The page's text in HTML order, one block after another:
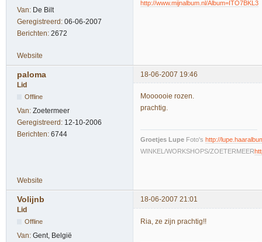
Van: De Bilt
Geregistreerd: 06-06-2007
Berichten: 2672
http://www.mijnalbum.nl/Album=ITO7BKL3
Website
paloma
18-06-2007 19:46
Lid
Offline
Van: Zoetermeer
Geregistreerd: 12-10-2006
Berichten: 6744
Moooooie rozen.
prachtig.
Groetjes Lupe Foto's http://
WINKEL/WORKSHOPS/ZOETERMEER
Website
Volijnb
18-06-2007 21:01
Lid
Offline
Van: Gent, België
Ria, ze zijn prachtig!!